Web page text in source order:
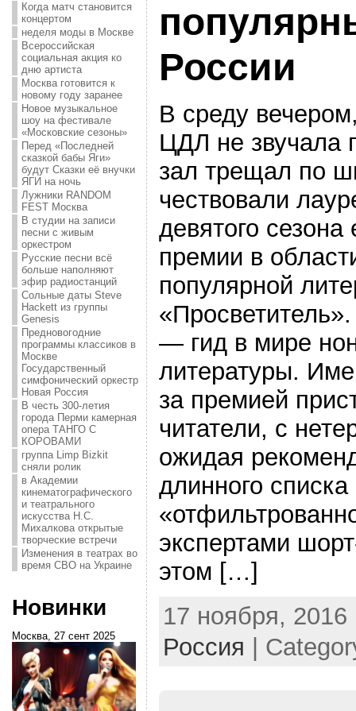
Когда матч становится
концертом
неделя моды в Москве
Всероссийская
социальная акция ко
дню артиста
Москва готовится к
новому году заранее
Новое музыкальное
шоу на фестивале
«Московские сезоны»
Перед «Последней
сказкой бабы Яги»
будут Сказки её внучки
ЯГИ на ночь
Лужники RANDOM
FEST Москва
В студии на записи
песни с живым
оркестром
Русские песни всё
больше наполняют
эфир радиостанций
Сольные даты Steve
Hackett из группы
Genesis
Предновогодние
программы классиков в
Москве
Государственный
симфонический оркестр
Новая Россия
В честь 300-летия
города Перми камерная
опера ТАНГО С
КОРОВАМИ
группа Limp Bizkit
сняли ролик
в Академии
кинематографического
и театрального
искусства Н.С.
Михалкова открытые
творческие встречи
Изменения в театрах во
время СВО на Украине
Новинки
Москва, 27 сент 2025
России
В среду
ЦДЛ не звучала
зал трещал по
чествовали
девятого сезона
премии в
популярной
— гид в мире
литературы.
за премией
читатели, с
ожидая
длинного списка
экспертами
этом […]
17 ноября,
Россия |